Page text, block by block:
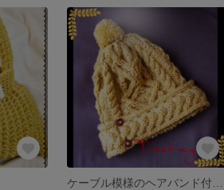
ケーブル模様のヘアバンド付ニニット帽